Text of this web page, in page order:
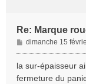
Re: Marque
M
e
s
dimanche 15
la sur-épaisseur
fermeture du